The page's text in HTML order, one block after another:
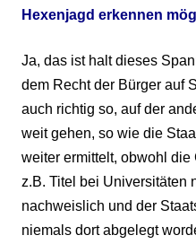
Hexenjagd erkennen
Ja, das ist halt dieses
dem Recht der Bürger auf
auch richtig so, auf der
weit gehen, so wie die
weiter ermittelt, obwohl die
z.B. Titel bei Universitäten
nachweislich und der
niemals dort abgelegt